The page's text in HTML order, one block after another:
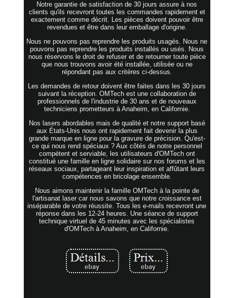
Notre garantie de satisfaction de 30 jours assure à nos
clients qu'ils recevront toutes les commandes rapidement et
exactement comme décrit. Les pièces doivent pouvoir être
revendues et être dans leur emballage d'origine.
Nous ne pouvons pas reprendre les produits usagés. Nous ne
pouvons pas reprendre les produits installés ou usés. Nous
nous réservons le droit de refuser et de retourner toute pièce
que nous trouvons avoir été installée, utilisée ou ne
répondant pas aux critères ci-dessus.
Les demandes de retour doivent être faites dans les 30 jours
suivant la réception. OMTech est une collaboration de
professionnels de l'industrie de 30 ans et de nouveaux
techniciens prometteurs à Anaheim, en Californie.
Nos lasers abordables mais de qualité et notre support basé
aux États-Unis nous ont rapidement fait devenir la plus
grande marque en ligne pour la gravure de précision. Qu'est-
ce qui nous rend spéciaux ? Aux côtés de notre personnel
compétent et serviable, les utilisateurs d'OMTech ont
constitué une famille en ligne solidaire sur nos forums et les
réseaux sociaux, partageant leur inspiration et affûtant leurs
compétences en bricolage ensemble.
Nous aimons maintenir la famille OMTech à la pointe de
l'artisanat laser car nous savons que notre croissance est
inséparable de votre réussite. Tous les e-mails recevront une
réponse dans les 12-24 heures. Une séance de support
technique virtuel de 45 minutes avec les spécialistes
d'OMTech à Anaheim, en Californie.